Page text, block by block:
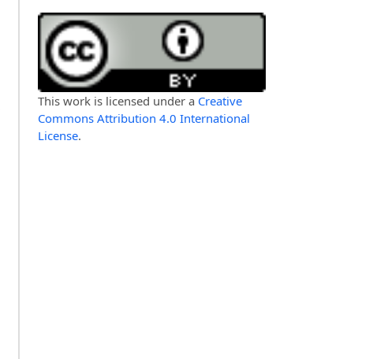
This work is licensed under a Creative
Commons Attribution 4.0 International
License.